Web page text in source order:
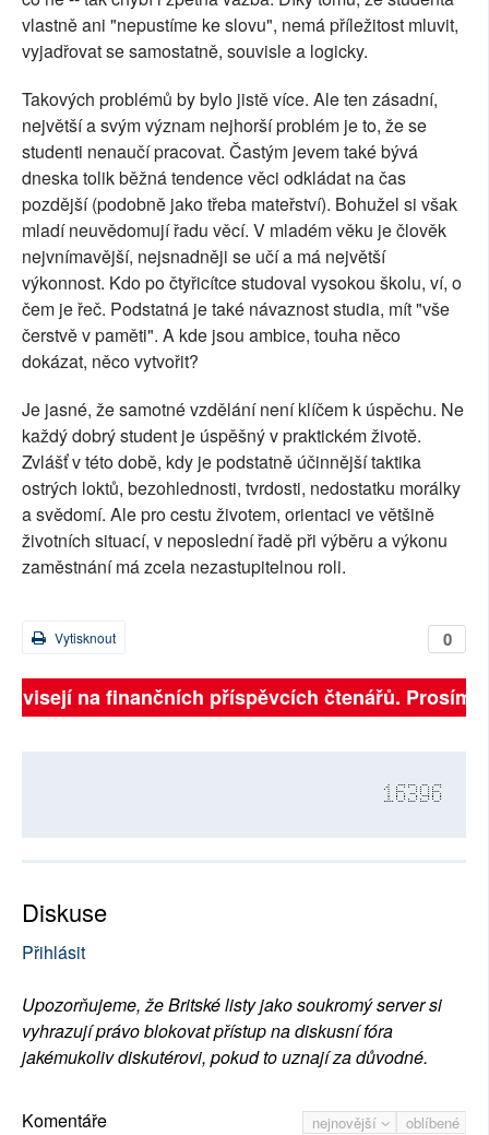
vlastně ani "nepustíme ke slovu", nemá příležitost mluvit,
vyjadřovat se samostatně, souvisle a logicky.
Takových problémů by bylo jistě více. Ale ten zásadní,
největší a svým význam nejhorší problém je to, že se
studenti nenaučí pracovat. Častým jevem také bývá
dneska tolik běžná tendence věci odkládat na čas
pozdější (podobně jako třeba mateřství). Bohužel si však
mladí neuvědomují řadu věcí. V mladém věku je člověk
nejvnímavější, nejsnadněji se učí a má největší
výkonnost. Kdo po čtyřicítce studoval vysokou školu, ví, o
čem je řeč. Podstatná je také návaznost studia, mít "vše
čerstvě v paměti". A kde jsou ambice, touha něco
dokázat, něco vytvořit?
Je jasné, že samotné vzdělání není klíčem k úspěchu. Ne
každý dobrý student je úspěšný v praktickém životě.
Zvlášť v této době, kdy je podstatně účinnější taktika
ostrých loktů, bezohlednosti, tvrdosti, nedostatku morálky
a svědomí. Ale pro cestu životem, orientaci ve většině
životních situací, v neposlední řadě při výběru a výkonu
zaměstnání má zcela nezastupitelnou roli.
0
Vytisknout
na finančních příspěvcích čtenářů. Prosíme,
16396
Diskuse
Přihlásit
Upozorňujeme, že Britské listy jako soukromý server si
vyhrazují právo blokovat přístup na diskusní fóra
jakémukoliv diskutérovi, pokud to uznají za důvodné.
nejnovější oblíbené
Komentáře